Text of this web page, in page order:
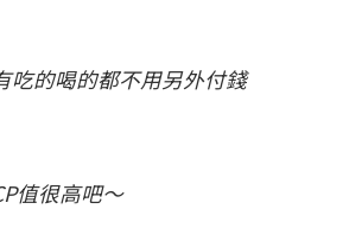
吃的喝的都不用另外付錢
值很高吧～